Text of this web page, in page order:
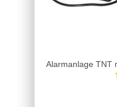
Alarmanlage TNT